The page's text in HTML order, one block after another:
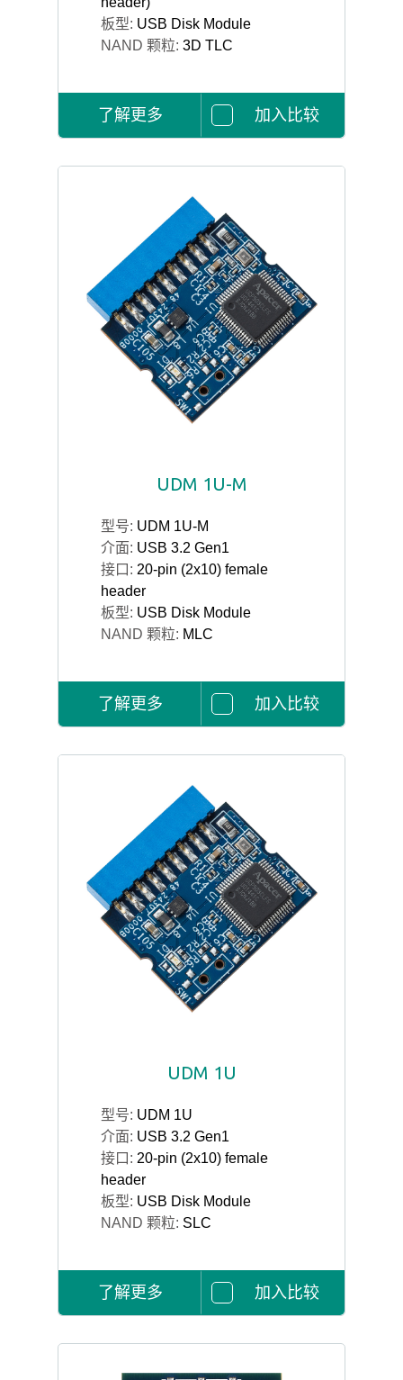
板型: USB Disk Module
NAND 颗粒: 3D TLC
了解更多 加入比较
UDM 1U-M
型号: UDM 1U-M
介面: USB 3.2 Gen1
接口: 20-pin (2x10) female
header
板型: USB Disk Module
NAND 颗粒: MLC
了解更多 加入比较
UDM 1U
型号: UDM 1U
介面: USB 3.2 Gen1
接口: 20-pin (2x10) female
header
板型: USB Disk Module
NAND 颗粒: SLC
了解更多 加入比较